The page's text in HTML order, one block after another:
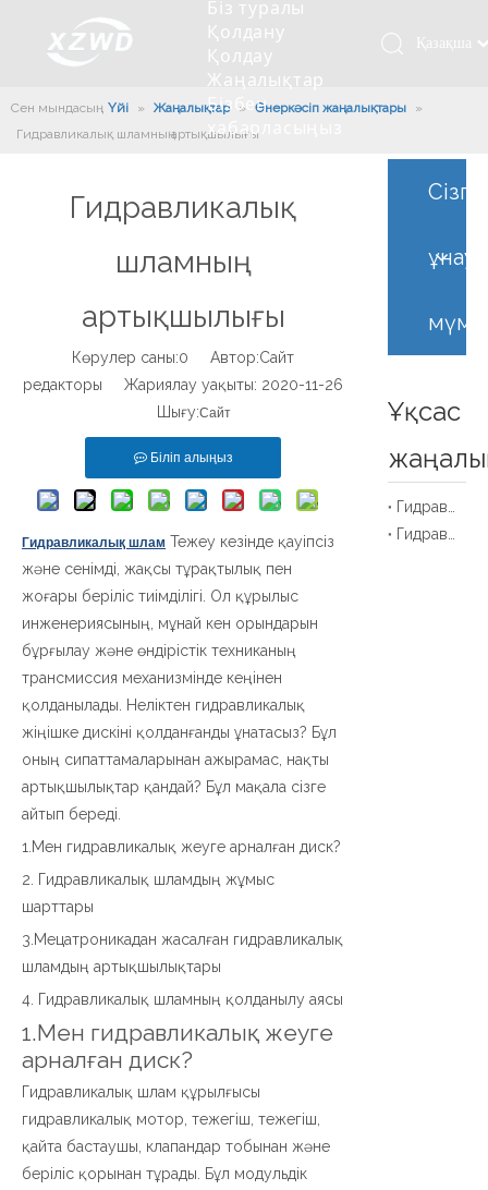
Кесетін төсеу
Біз туралы
Компания туралы мәлімет
Сынақ жабдығы
Сапа бақылауы
Қолдану
Инженерлік машиналар
Пісіру роботы
Жүк көлігімен соққы алған
Автоматты орнату сызығы
Паллетизация роботтары
Қолдау
Мойынтіректерді орнату
Жаңалықтар
Ұзындығы сақина
Өнеркәсіп жаңалықтары
Бізбен
хабарласыңыз
Қазақша
Türk dili
日本語
Deutsch
Español
العربية
English
Сен мындасың: Үйі » Жаңалықтар » Өнеркәсіп жаңалықтары
»
Гидравликалық шламның артықшылығы
Гидравликалық
шламның
артықшылығы
Көрулер саны:0 Автор:Сайт
редакторы Жариялау уақыты: 2020-11-26
Шығу:Сайт
Біліп алыңыз
Гидравликалық шлам Тежеу кезінде қауіпсіз
және сенімді, жақсы тұрақтылық пен
жоғары беріліс тиімділігі. Ол құрылыс
инженериясының, мұнай кен орындарын
бұрғылау және өндірістік техниканың
трансмиссия механизмінде кеңінен
қолданылады. Неліктен гидравликалық
жіңішке дискіні қолданғанды ​​ұнатасыз? Бұл
оның сипаттамаларынан ажырамас, нақты
артықшылықтар қандай? Бұл мақала сізге
айтып береді.
1.Мен гидравликалық жеуге арналған диск?
2. Гидравликалық шламдың жұмыс
шарттары
3.Мецатроникадан жасалған гидравликалық
шламдың артықшылықтары
4. Гидравликалық шламның қолданылу аясы
1.Мен гидравликалық жеуге
арналған диск?
Гидравликалық шлам құрылғысы
гидравликалық мотор, тежегіш, тежегіш,
қайта бастаушы, клапандар тобынан және
беріліс қорынан тұрады. Бұл модульдік
Сізге
Ұқсас